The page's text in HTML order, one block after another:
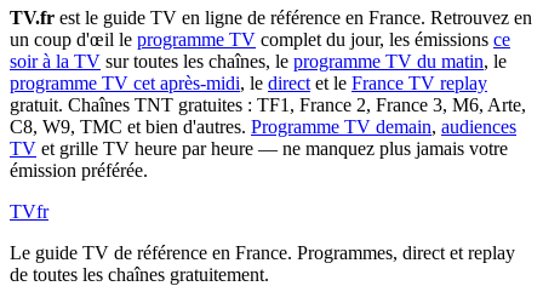
TV.fr est le guide TV en ligne de référence en France. Retrouvez en
un coup d'œil le programme TV complet du jour, les émissions ce
soir à la TV sur toutes les chaînes, le programme TV du matin, le
programme TV cet après-midi, le direct et le France TV replay
gratuit. Chaînes TNT gratuites : TF1, France 2, France 3, M6, Arte,
C8, W9, TMC et bien d'autres. Programme TV demain, audiences
TV et grille TV heure par heure — ne manquez plus jamais votre
émission préférée.
TVfr
Le guide TV de référence en France. Programmes, direct et replay
de toutes les chaînes gratuitement.